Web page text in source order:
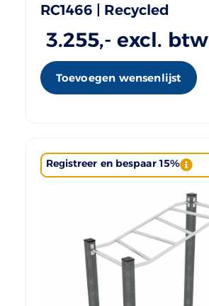
RC1466 | Recycled
3.255,- excl. btw
Toevoegen wensenlijst
Registreer en bespaar 15%